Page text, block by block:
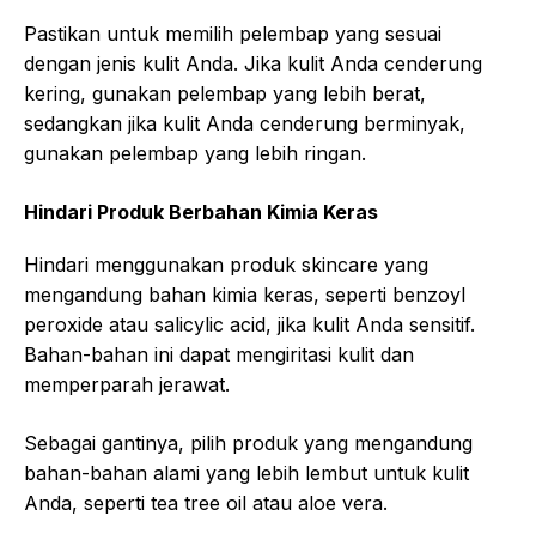
Pastikan untuk memilih pelembap yang sesuai
dengan jenis kulit Anda. Jika kulit Anda cenderung
kering, gunakan pelembap yang lebih berat,
sedangkan jika kulit Anda cenderung berminyak,
gunakan pelembap yang lebih ringan.
Hindari Produk Berbahan Kimia Keras
Hindari menggunakan produk skincare yang
mengandung bahan kimia keras, seperti benzoyl
peroxide atau salicylic acid, jika kulit Anda sensitif.
Bahan-bahan ini dapat mengiritasi kulit dan
memperparah jerawat.
Sebagai gantinya, pilih produk yang mengandung
bahan-bahan alami yang lebih lembut untuk kulit
Anda, seperti tea tree oil atau aloe vera.